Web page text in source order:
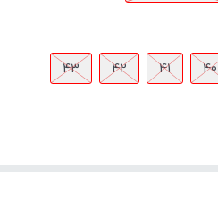
40
41
42
43